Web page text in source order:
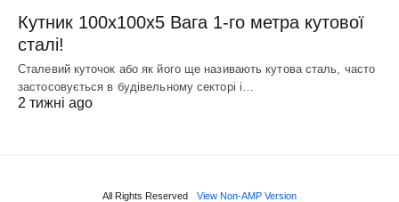
Кутник 100х100х5 Вага 1-го метра кутової
сталі!
Сталевий куточок або як його ще називають кутова сталь, часто
застосовується в будівельному секторі і…
2 тижні ago
All Rights Reserved View Non-AMP Version